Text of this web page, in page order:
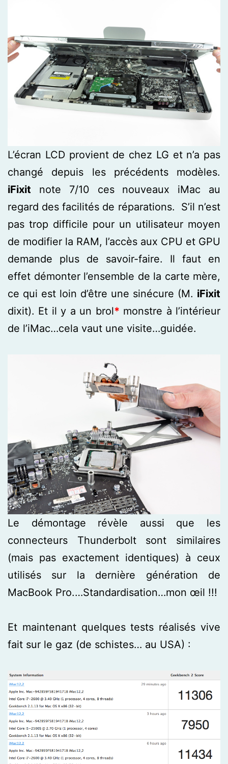
L’écran LCD provient de chez LG et n’a pas
changé depuis les précédents modèles.
iFixit note 7/10 ces nouveaux iMac au
regard des facilités de réparations. S’il n’est
pas trop difficile pour un utilisateur moyen
de modifier la RAM, l’accès aux CPU et GPU
demande plus de savoir-faire. Il faut en
effet démonter l’ensemble de la carte mère,
ce qui est loin d’être une sinécure (M. iFixit
dixit). Et il y a un brol* monstre à l’intérieur
de l’iMac…cela vaut une visite…guidée.
Le démontage révèle aussi que les
connecteurs Thunderbolt sont similaires
(mais pas exactement identiques) à ceux
utilisés sur la dernière génération de
MacBook Pro.…Standardisation…mon œil !!!
Et maintenant quelques tests réalisés vive
fait sur le gaz (de schistes… au USA) :